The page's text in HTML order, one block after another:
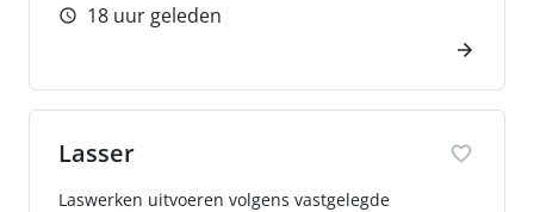
18 uur geleden
Lasser
Laswerken uitvoeren volgens vastgelegde